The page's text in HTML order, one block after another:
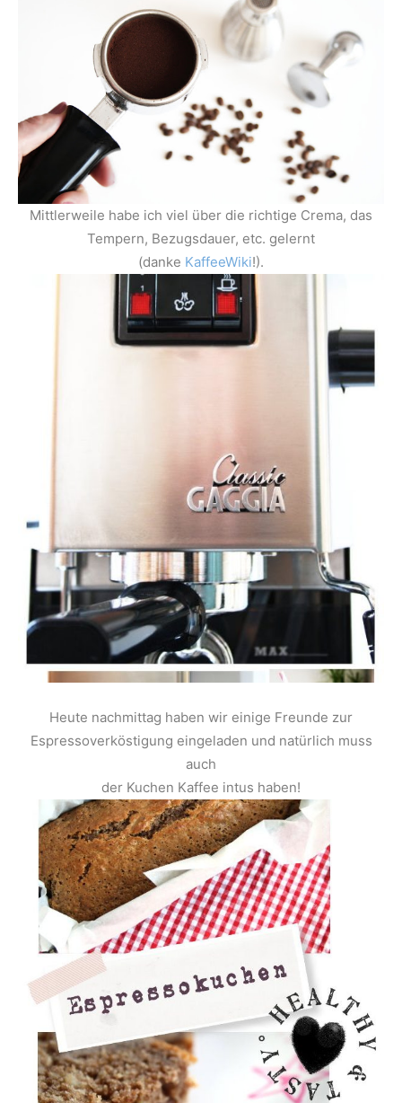
Mittlerweile habe ich viel über die richtige Crema, das
Tempern, Bezugsdauer, etc. gelernt
(danke KaffeeWiki!).
Heute nachmittag haben wir einige Freunde zur
Espressoverköstigung eingeladen und natürlich muss
auch
der Kuchen Kaffee intus haben!